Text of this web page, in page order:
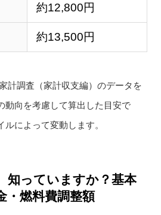
約12,800円
約13,500円
計調査（家計収支編）のデータを
動向を考慮して算出した目安で
によって変動します。
知っていますか？基本
・燃料費調整額